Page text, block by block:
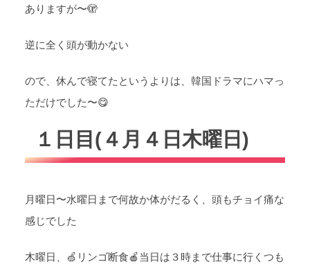
ありますが〜🫣
逆に全く頭が動かない
ので、休んで寝てたというよりは、韓国ドラマにハマっ
ただけでした〜😋
１日目(４月４日木曜日)
月曜日〜水曜日まで何故か体がだるく、頭もチョイ痛な
感じでした
木曜日、🍏リンゴ断食🍎当日は３時まで仕事に行くつも